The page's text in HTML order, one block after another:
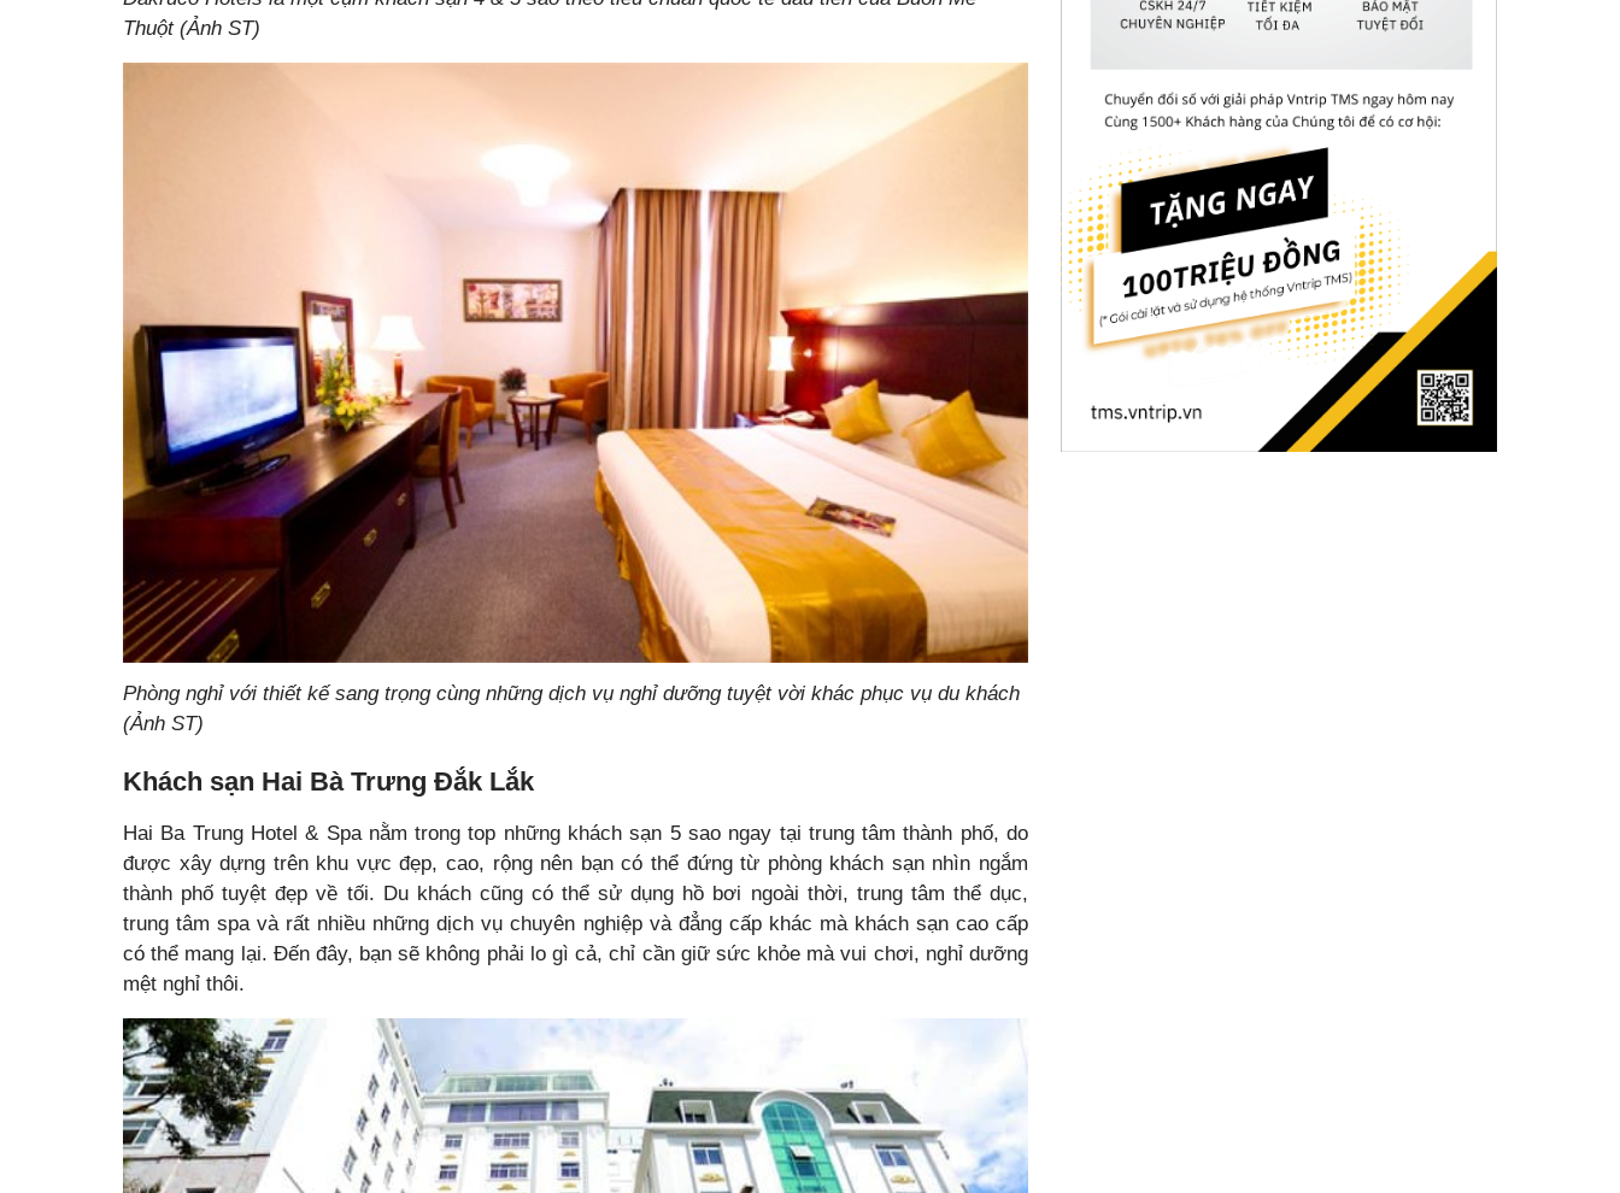
Thuột (Ảnh ST)
Phòng nghỉ với thiết kế sang trọng cùng những dịch vụ nghỉ dưỡng tuyệt vời khác phục vụ du khách
(Ảnh ST)
Khách sạn Hai Bà Trưng Đắk Lắk
Hai Ba Trung Hotel & Spa nằm trong top những khách sạn 5 sao ngay tại trung tâm thành phố, do
được xây dựng trên khu vực đẹp, cao, rộng nên bạn có thể đứng từ phòng khách sạn nhìn ngắm
thành phố tuyệt đẹp về tối. Du khách cũng có thể sử dụng hồ bơi ngoài thời, trung tâm thể dục,
trung tâm spa và rất nhiều những dịch vụ chuyên nghiệp và đẳng cấp khác mà khách sạn cao cấp
có thể mang lại. Đến đây, bạn sẽ không phải lo gì cả, chỉ cần giữ sức khỏe mà vui chơi, nghỉ dưỡng
mệt nghỉ thôi.